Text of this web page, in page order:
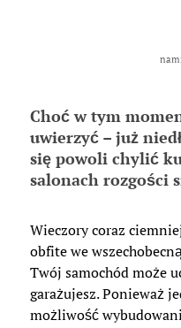
Choć w tym
uwierzyć – już
się powoli chylić
salonach rozgości
Wieczory coraz
obfite we
Twój samochód może
garażujesz. Ponieważ
możliwość